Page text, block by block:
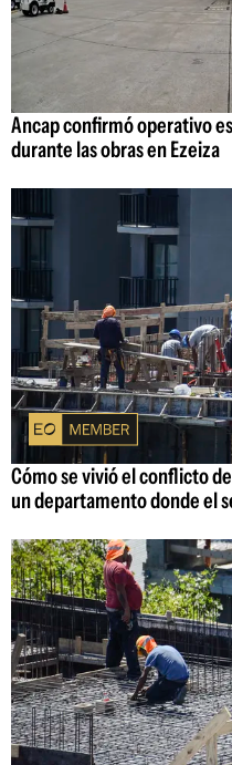
Ancap confirmó operativo
durante las obras en Ezeiza
Cómo se vivió el conflicto
un departamento donde el